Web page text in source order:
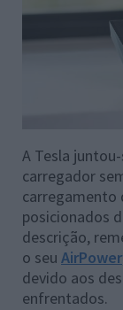
A Tesla
carregador
carregamento
posicionados
descrição,
o seu AirPower
devido aos
enfrentados.